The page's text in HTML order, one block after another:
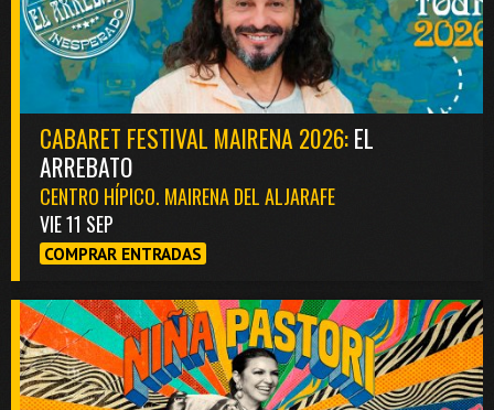
CABARET FESTIVAL MAIRENA 2026:EL
ARREBATO
CENTRO HÍPICO. MAIRENA DEL ALJARAFE
VIE 11 SEP
COMPRAR ENTRADAS